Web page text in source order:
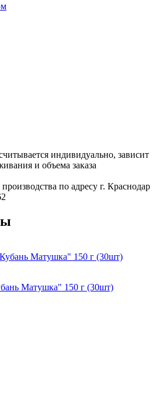
индивидуально, зависит
и объема заказа
по адресу г. Краснодар
Матушка" 150 г (30шт)